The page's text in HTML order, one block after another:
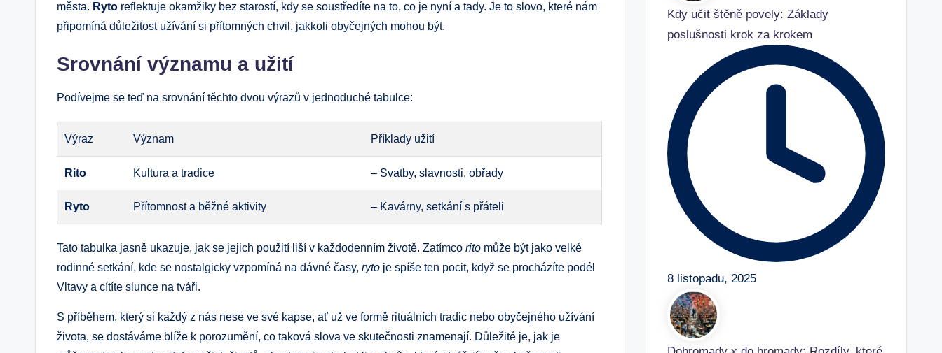
města. Ryto reflektuje okamžiky bez starostí, kdy se soustředíte na to, co je nyní a tady. Je to slovo, které nám
připomíná důležitost užívání si přítomných chvil, jakkoli obyčejných mohou být.
Srovnání významu a užití
Podívejme se teď na srovnání těchto dvou výrazů v jednoduché tabulce:
Výraz Význam Příklady užití
Rito Kultura a tradice – Svatby, slavnosti, obřady
Ryto Přítomnost a běžné aktivity – Kavárny, setkání s přáteli
Tato tabulka jasně ukazuje, jak se jejich použití liší v každodenním životě. Zatímco rito může být jako velké
rodinné setkání, kde se nostalgicky vzpomíná na dávné časy, ryto je spíše ten pocit, když se procházíte podél
Vltavy a cítíte slunce na tváři.
S příběhem, který si každý z nás nese ve své kapse, ať už ve formě rituálních tradic nebo obyčejného užívání
života, se dostáváme blíže k porozumění, co taková slova ve skutečnosti znamenají. Důležité je, jak je
Kdy učit štěně povely: Základy
poslušnosti krok za krokem
8 listopadu, 2025